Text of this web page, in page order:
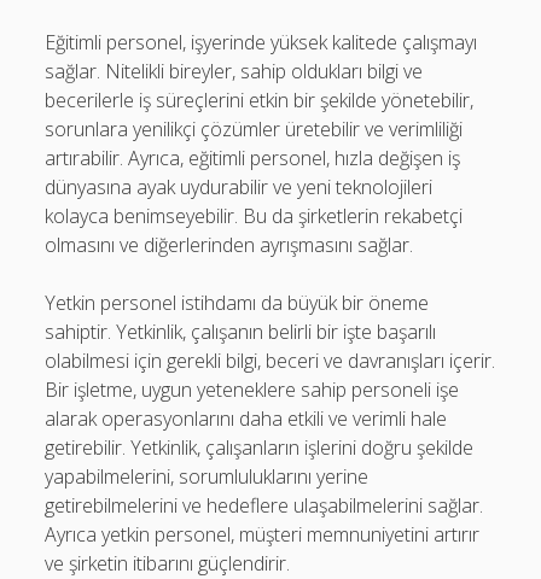
Eğitimli personel, işyerinde yüksek kalitede çalışmayı
sağlar. Nitelikli bireyler, sahip oldukları bilgi ve
becerilerle iş süreçlerini etkin bir şekilde yönetebilir,
sorunlara yenilikçi çözümler üretebilir ve verimliliği
artırabilir. Ayrıca, eğitimli personel, hızla değişen iş
dünyasına ayak uydurabilir ve yeni teknolojileri
kolayca benimseyebilir. Bu da şirketlerin rekabetçi
olmasını ve diğerlerinden ayrışmasını sağlar.
Yetkin personel istihdamı da büyük bir öneme
sahiptir. Yetkinlik, çalışanın belirli bir işte başarılı
olabilmesi için gerekli bilgi, beceri ve davranışları içerir.
Bir işletme, uygun yeteneklere sahip personeli işe
alarak operasyonlarını daha etkili ve verimli hale
getirebilir. Yetkinlik, çalışanların işlerini doğru şekilde
yapabilmelerini, sorumluluklarını yerine
getirebilmelerini ve hedeflere ulaşabilmelerini sağlar.
Ayrıca yetkin personel, müşteri memnuniyetini artırır
ve şirketin itibarını güçlendirir.